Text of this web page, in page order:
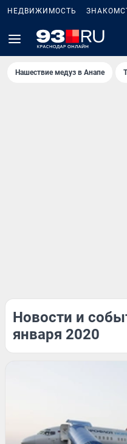
НЕДВИЖИМОСТЬ
Нашествие медуз в Анапе
Новости и
января 2020